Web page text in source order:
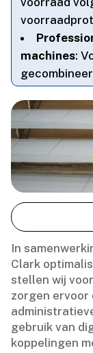
machines:
In
Clark
stellen wij
zorgen
gebruik van
koppelingen